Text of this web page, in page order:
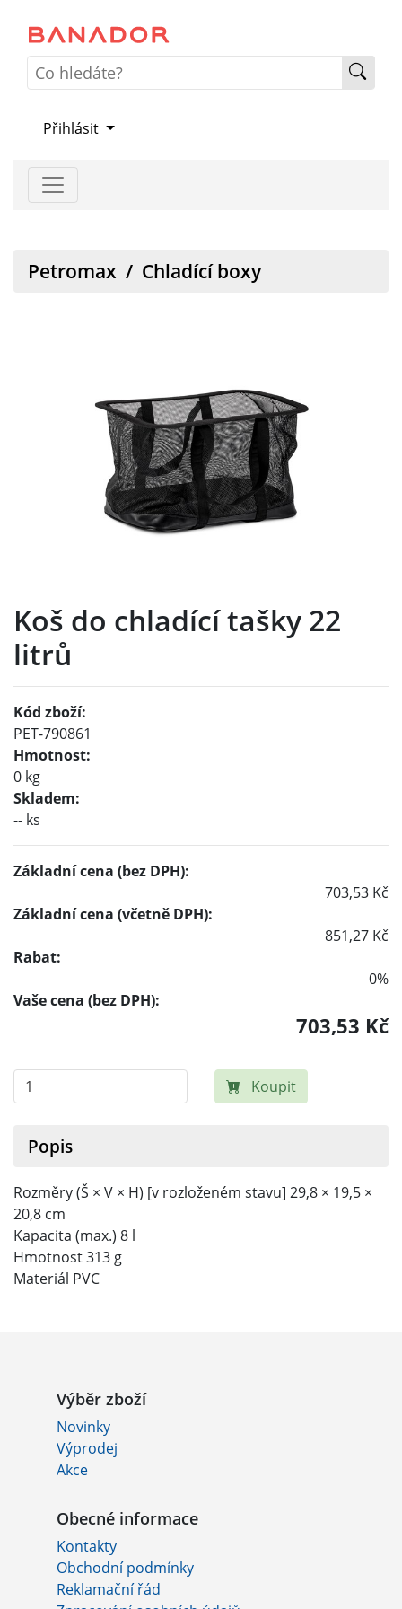
Přihlásit
Petromax / Chladící boxy
Koš do chladící tašky 22
litrů
Kód zboží:
PET-790861
Hmotnost:
0 kg
Skladem:
-- ks
Základní cena (bez DPH):
703,53 Kč
Základní cena (včetně DPH):
851,27 Kč
Rabat:
0%
Vaše cena (bez DPH):
703,53 Kč
Koupit
Popis
Rozměry (Š × V × H) [v rozloženém stavu] 29,8 × 19,5 ×
20,8 cm
Kapacita (max.) 8 l
Hmotnost 313 g
Materiál PVC
Výběr zboží
Novinky
Výprodej
Akce
Obecné informace
Kontakty
Obchodní podmínky
Reklamační řád